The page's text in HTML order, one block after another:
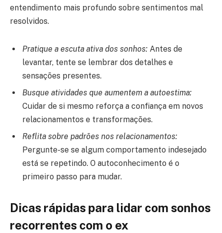
entendimento mais profundo sobre sentimentos mal
resolvidos.
Pratique a escuta ativa dos sonhos: Antes de
levantar, tente se lembrar dos detalhes e
sensações presentes.
Busque atividades que aumentem a autoestima:
Cuidar de si mesmo reforça a confiança em novos
relacionamentos e transformações.
Reflita sobre padrões nos relacionamentos:
Pergunte-se se algum comportamento indesejado
está se repetindo. O autoconhecimento é o
primeiro passo para mudar.
Dicas rápidas para lidar com sonhos
recorrentes com o ex